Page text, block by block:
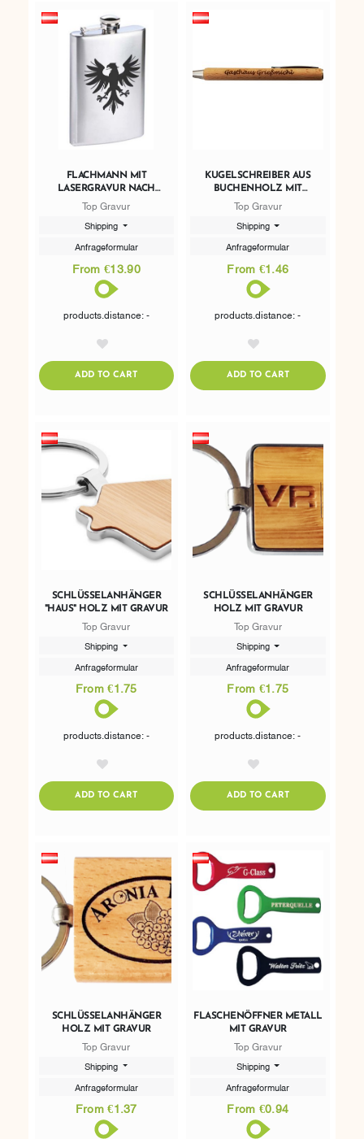
FLACHMANN MIT
LASERGRAVUR NACH
WUNSCH 237ML
Top Gravur
Shipping
Anfrageformular
From €13.90
products.distance: -
ADD TO CARTADDTOCART
KUGELSCHREIBER AUS
BUCHENHOLZ MIT
LASERGRAVUR
Top Gravur
Shipping
Anfrageformular
From €1.46
products.distance: -
ADD TO CARTADDTOCART
SCHLÜSSELANHÄNGER
"HAUS" HOLZ MIT GRAVUR
Top Gravur
Shipping
Anfrageformular
From €1.75
products.distance: -
ADD TO CARTADDTOCART
SCHLÜSSELANHÄNGER
HOLZ MIT GRAVUR
Top Gravur
Shipping
Anfrageformular
From €1.75
products.distance: -
ADD TO CARTADDTOCART
SCHLÜSSELANHÄNGER
HOLZ MIT GRAVUR
Top Gravur
Shipping
Anfrageformular
From €1.37
FLASCHENÖFFNER METALL
MIT GRAVUR
Top Gravur
Shipping
Anfrageformular
From €0.94